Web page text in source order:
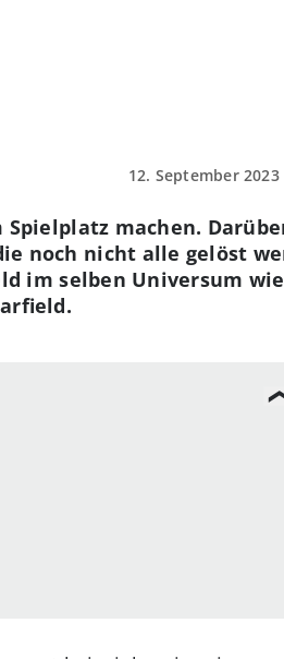
12. September 2023
machen.
noch nicht alle gelöst
im selben Universum